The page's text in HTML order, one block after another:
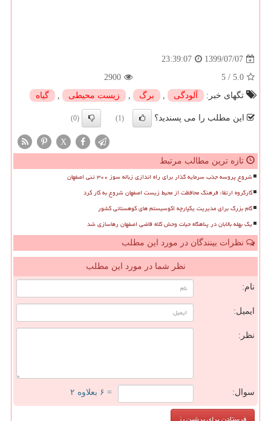
1399/07/07
23:39:07
5.0
/
5
2900
تگهای خبر:
آلودگی , برگ , زیست محیطی , گیاه
این مطلب را می پسندید؟ (1)
(0)
X
تازه ترین مطالب مرتبط
شروع پروسه جذب سرمایه گذار برای راه اندازی زباله سوز ۳۰۰ تنی اصفهان
کارگروه ارتقاء فرهنگ محافظت از محیط زیست اصفهان شروع به کار کرد
گام بزرگ برای مدیریت یکپارچه اکوسیستم های کوهستانی کشور
یک بهله بالابان در پناهگاه حیات وحش کلاه قاضی اصفهان رهاسازی شد
نظرات بینندگان در مورد این مطلب
نظر شما در مورد این مطلب
نام:
ایمیل:
نظر:
سوال: = ۶ بعلاوه ۲